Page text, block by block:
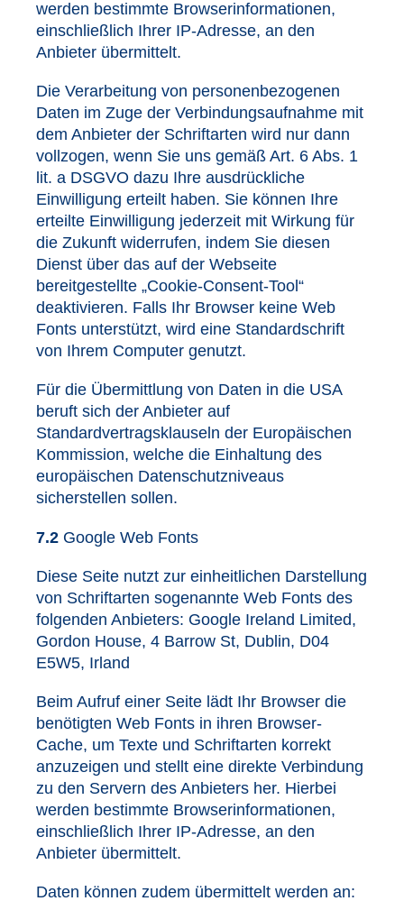
werden bestimmte Browserinformationen,
einschließlich Ihrer IP-Adresse, an den
Anbieter übermittelt.
Die Verarbeitung von personenbezogenen
Daten im Zuge der Verbindungsaufnahme mit
dem Anbieter der Schriftarten wird nur dann
vollzogen, wenn Sie uns gemäß Art. 6 Abs. 1
lit. a DSGVO dazu Ihre ausdrückliche
Einwilligung erteilt haben. Sie können Ihre
erteilte Einwilligung jederzeit mit Wirkung für
die Zukunft widerrufen, indem Sie diesen
Dienst über das auf der Webseite
bereitgestellte „Cookie-Consent-Tool“
deaktivieren. Falls Ihr Browser keine Web
Fonts unterstützt, wird eine Standardschrift
von Ihrem Computer genutzt.
Für die Übermittlung von Daten in die USA
beruft sich der Anbieter auf
Standardvertragsklauseln der Europäischen
Kommission, welche die Einhaltung des
europäischen Datenschutzniveaus
sicherstellen sollen.
7.2 Google Web Fonts
Diese Seite nutzt zur einheitlichen Darstellung
von Schriftarten sogenannte Web Fonts des
folgenden Anbieters: Google Ireland Limited,
Gordon House, 4 Barrow St, Dublin, D04
E5W5, Irland
Beim Aufruf einer Seite lädt Ihr Browser die
benötigten Web Fonts in ihren Browser-
Cache, um Texte und Schriftarten korrekt
anzuzeigen und stellt eine direkte Verbindung
zu den Servern des Anbieters her. Hierbei
werden bestimmte Browserinformationen,
einschließlich Ihrer IP-Adresse, an den
Anbieter übermittelt.
Daten können zudem übermittelt werden an: